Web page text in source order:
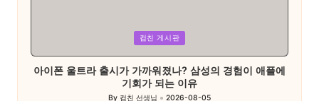
컴친 게시판
아이폰 울트라 출시가 가까워졌나? 삼성의 경험이 애플에
기회가 되는 이유
By 컴친 선생님 2026-08-05